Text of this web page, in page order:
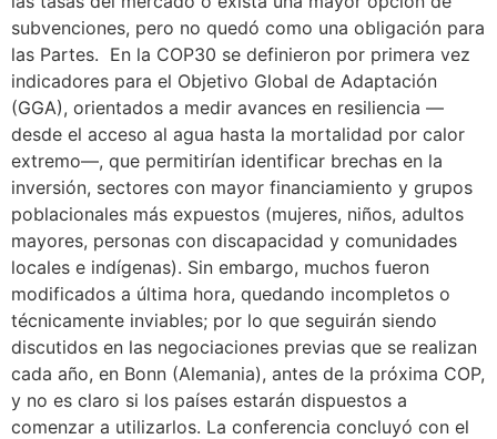
subvenciones, pero no quedó como una obligación para
las Partes. En la COP30 se definieron por primera vez
indicadores para el Objetivo Global de Adaptación
(GGA), orientados a medir avances en resiliencia —
desde el acceso al agua hasta la mortalidad por calor
extremo—, que permitirían identificar brechas en la
inversión, sectores con mayor financiamiento y grupos
poblacionales más expuestos (mujeres, niños, adultos
mayores, personas con discapacidad y comunidades
locales e indígenas). Sin embargo, muchos fueron
modificados a última hora, quedando incompletos o
técnicamente inviables; por lo que seguirán siendo
discutidos en las negociaciones previas que se realizan
cada año, en Bonn (Alemania), antes de la próxima COP,
y no es claro si los países estarán dispuestos a
comenzar a utilizarlos. La conferencia concluyó con el